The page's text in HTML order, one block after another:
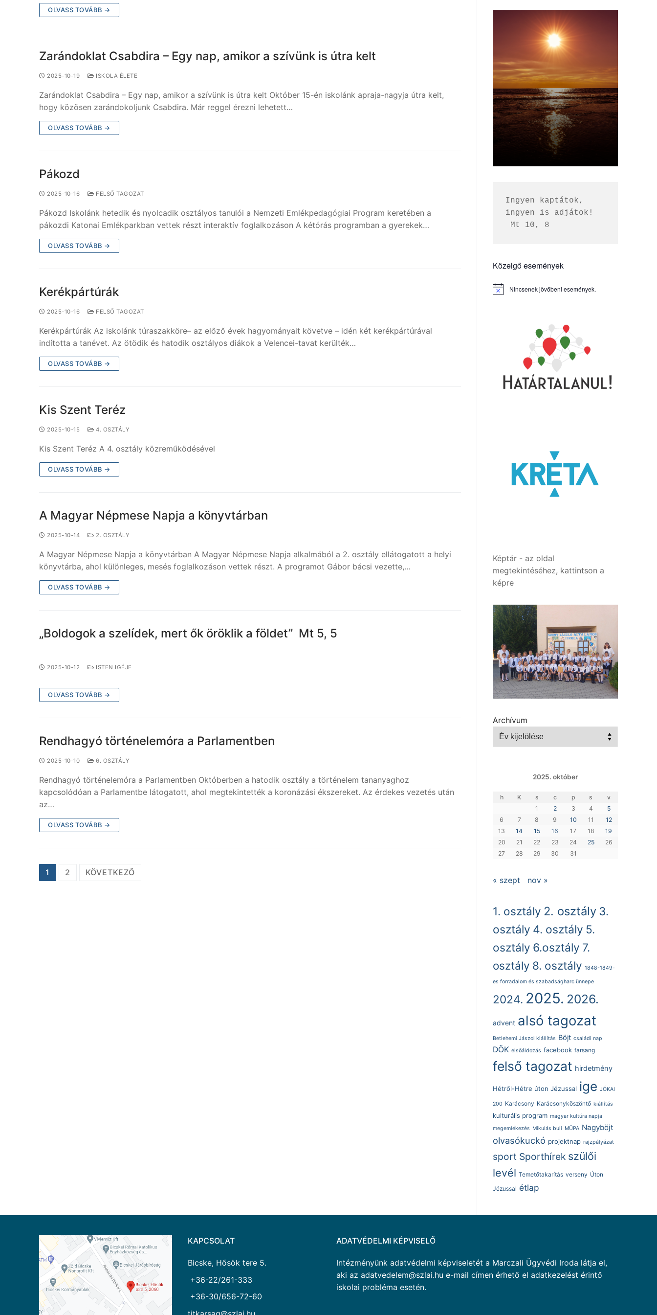
OLVASS TOVÁBB →
Zarándoklat Csabdira – Egy nap, amikor a szívünk is útra kelt
2025-10-19 ISKOLA ÉLETE
Zarándoklat Csabdira – Egy nap, amikor a szívünk is útra kelt Október 15-én iskolánk apraja-nagyja útra kelt,
hogy közösen zarándokoljunk Csabdira. Már reggel érezni lehetett…
OLVASS TOVÁBB →
Pákozd
2025-10-16 FELSŐ TAGOZAT
Pákozd Iskolánk hetedik és nyolcadik osztályos tanulói a Nemzeti Emlékpedagógiai Program keretében a
pákozdi Katonai Emlékparkban vettek részt interaktív foglalkozáson A kétórás programban a gyerekek…
OLVASS TOVÁBB →
Kerékpártúrák
2025-10-16 FELSŐ TAGOZAT
Kerékpártúrák Az iskolánk túraszakköre– az előző évek hagyományait követve – idén két kerékpártúrával
indította a tanévet. Az ötödik és hatodik osztályos diákok a Velencei-tavat kerülték…
OLVASS TOVÁBB →
Kis Szent Teréz
2025-10-15 4. OSZTÁLY
Kis Szent Teréz A 4. osztály közreműködésével
OLVASS TOVÁBB →
A Magyar Népmese Napja a könyvtárban
2025-10-14 2. OSZTÁLY
A Magyar Népmese Napja a könyvtárban A Magyar Népmese Napja alkalmából a 2. osztály ellátogatott a helyi
könyvtárba, ahol különleges, mesés foglalkozáson vettek részt. A programot Gábor bácsi vezette,…
OLVASS TOVÁBB →
„Boldogok a szelídek, mert ők öröklik a földet” Mt 5, 5
2025-10-12 ISTEN IGÉJE
OLVASS TOVÁBB →
Rendhagyó történelemóra a Parlamentben
2025-10-10 6. OSZTÁLY
Rendhagyó történelemóra a Parlamentben Októberben a hatodik osztály a történelem tananyaghoz
kapcsolódóan a Parlamentbe látogatott, ahol megtekintették a koronázási ékszereket. Az érdekes vezetés után
az…
OLVASS TOVÁBB →
1 2 KÖVETKEZŐ
Ingyen kaptátok,
ingyen is adjátok!
Mt 10, 8
Közelgő események
Notice Nincsenek jövőbeni események.
Képtár - az oldal
megtekintéséhez, kattintson a
képre
Archívum
2025. október
h K s c p s
v
1
2 3 4
5
6
7 8 9 10 11
12
13
14 15 16 17 18
19
20
21 22 23 24 25
26
27
28 29 30 31
« szept nov »
1. osztály 2. osztály 3.
osztály 4. osztály 5.
osztály 6.osztály 7.
osztály 8. osztály 1848-1849-
es forradalom és szabadságharc ünnepe
2024. 2025. 2026.
advent alsó tagozat
Betlehemi Jászol kiállítás Böjt családi nap
DÖK elsőáldozás facebook farsang
felső tagozat hirdetmény
Hétről-Hétre úton Jézussal ige JÓKAI
200 Karácsony Karácsonyköszöntő kiállítás
kulturális program magyar kultúra napja
megemlékezés Mikulás buli MÜPA Nagyböjt
olvasókuckó projektnap rajzpályázat
sport Sporthírek szülői
levél Temetőtakarítás verseny Úton
Jézussal étlap
KAPCSOLAT
Bicske, Hősök tere 5.
+36-22/261-333
+36-30/656-72-60
ADATVÉDELMI KÉPVISELŐ
Intézményünk adatvédelmi képviseletét a Marczali Ügyvédi Iroda látja el,
aki az adatvedelem@szlai.hu e-mail címen érhető el adatkezelést érintő
iskolai probléma esetén.